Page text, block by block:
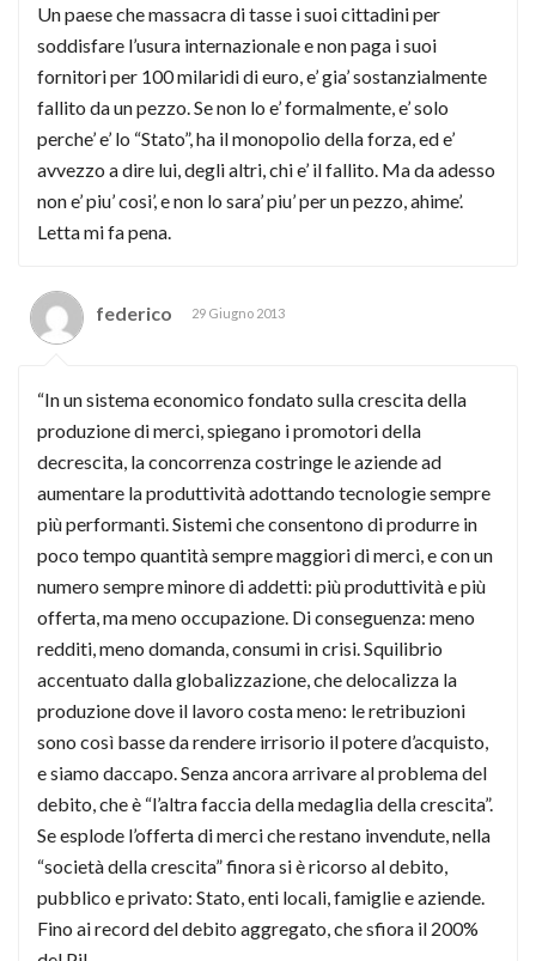
Un paese che massacra di tasse i suoi cittadini per
soddisfare l’usura internazionale e non paga i suoi
fornitori per 100 milaridi di euro, e’ gia’ sostanzialmente
fallito da un pezzo. Se non lo e’ formalmente, e’ solo
perche’ e’ lo “Stato”, ha il monopolio della forza, ed e’
avvezzo a dire lui, degli altri, chi e’ il fallito. Ma da adesso
non e’ piu’ cosi’, e non lo sara’ piu’ per un pezzo, ahime’.
Letta mi fa pena.
federico 29 Giugno 2013
“In un sistema economico fondato sulla crescita della
produzione di merci, spiegano i promotori della
decrescita, la concorrenza costringe le aziende ad
aumentare la produttività adottando tecnologie sempre
più performanti. Sistemi che consentono di produrre in
poco tempo quantità sempre maggiori di merci, e con un
numero sempre minore di addetti: più produttività e più
offerta, ma meno occupazione. Di conseguenza: meno
redditi, meno domanda, consumi in crisi. Squilibrio
accentuato dalla globalizzazione, che delocalizza la
produzione dove il lavoro costa meno: le retribuzioni
sono così basse da rendere irrisorio il potere d’acquisto,
e siamo daccapo. Senza ancora arrivare al problema del
debito, che è “l’altra faccia della medaglia della crescita”.
Se esplode l’offerta di merci che restano invendute, nella
“società della crescita” finora si è ricorso al debito,
pubblico e privato: Stato, enti locali, famiglie e aziende.
Fino ai record del debito aggregato, che sfiora il 200%